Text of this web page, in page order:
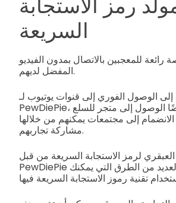
السريعة
رائعة للمعجبين بالاتصال بمدون الفيديو
المفضل لديهم.
إلى الوصول الفوري إلى قنوات يوتيوب لـ
PewDiePie، يمكن للمعجبين أيضًا الوصول إلى متجر للسلع
الانضمام إلى مجتمعات يمكنهم من خلالها
مشاركة تجاربهم.
العبقري لرمز الاستجابة السريعة من قبل
PewDiePie هو فقط واحد من العديد من الطرق التي يمكنك